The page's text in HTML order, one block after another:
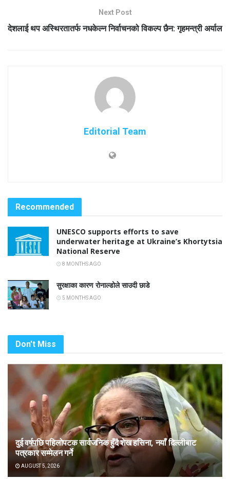
Next Post
देशलाई थप अस्थिरतातर्फ नधकेल्न निर्वाचनको विकल्प छैन: गृहमन्त्री अर्याल
Editorial Team
Recommended
UNESCO supports efforts to save
underwater heritage at Ukraine’s Khortytsia
National Reserve
8 MONTHS AGO
सुरक्षाका कारण रोनाल्डोले साउदी छाडे
5 MONTHS AGO
Don't Miss
दुई वर्षपछि पहिलोपटक सार्वजनिक हुँदै शेख हसिना, नयाँ दिल्लीबाट
पत्रकार सम्मेलन गर्ने
AUGUST 5, 2026